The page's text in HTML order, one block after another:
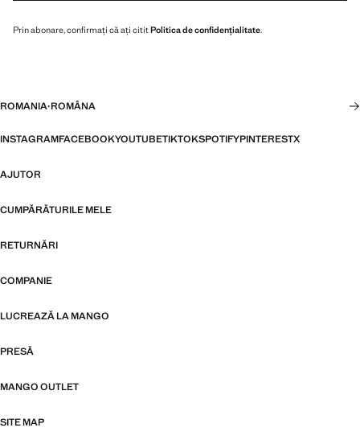
Prin abonare, confirmați că ați cititPolitica de confidențialitate.
ROMANIA·ROMÂNA
INSTAGRAMFACEBOOKYOUTUBETIKTOKSPOTIFYPINTERESTX
AJUTOR
CUMPĂRĂTURILE MELE
RETURNĂRI
COMPANIE
LUCREAZĂ LA MANGO
PRESĂ
MANGO OUTLET
SITE MAP